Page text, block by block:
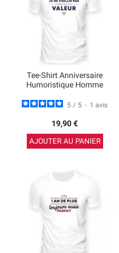
Tee-Shirt Anniversaire
Humoristique Homme
5 / 5 - 1 avis
19,90 €
AJOUTER AU PANIER